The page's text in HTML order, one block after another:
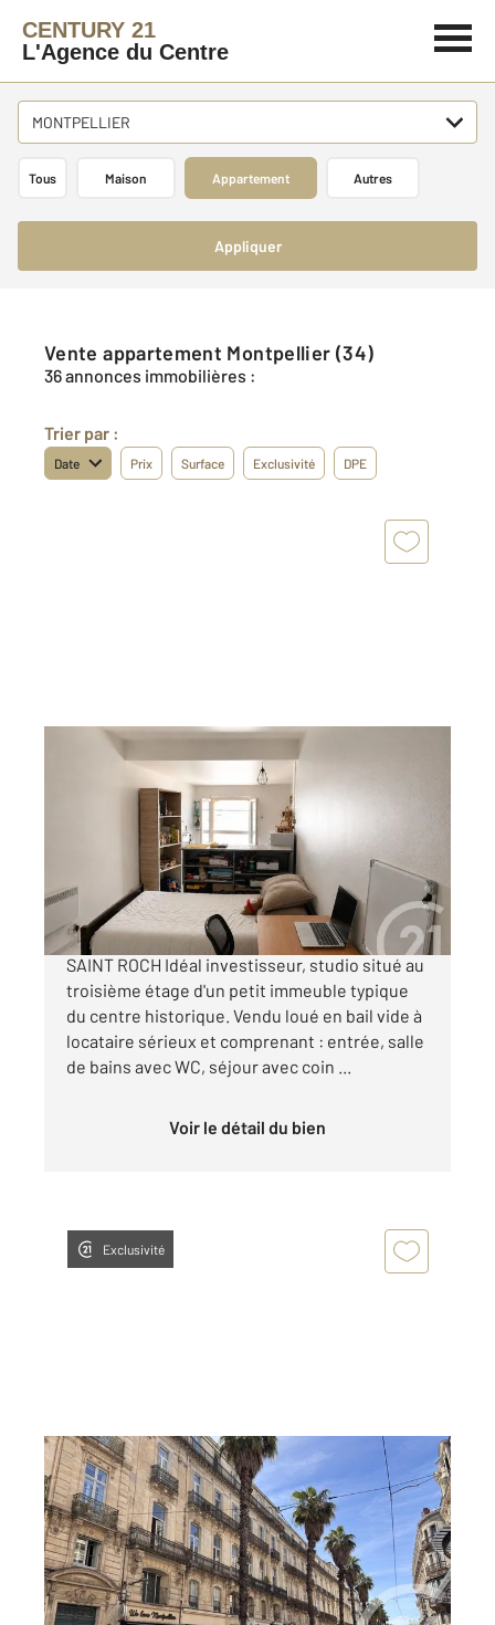
CENTURY 21
L'Agence du Centre
MONTPELLIER
Tous Maison Appartement Autres
Appliquer
Vente appartement Montpellier (34)
36 annonces immobilières :
Trier par :
Date Prix Surface Exclusivité DPE
MONTPELLIER 34
, 1 pièce
Ref : 54990
Appartement T1 à vendre
96 000 €
EXCLUSIVITE MONTPELLIER ECUSSON secteur
SAINT ROCH Idéal investisseur, studio situé au
troisième étage d'un petit immeuble typique
du centre historique. Vendu loué en bail vide à
locataire sérieux et comprenant : entrée, salle
de bains avec WC, séjour avec coin ...
Voir le détail du bien
Exclusivité
MONTPELLIER 34
86 m2, 4 pièces
Ref : 54971
Appartement F 4 à vendre
215 000 €
Visiter le site dédié